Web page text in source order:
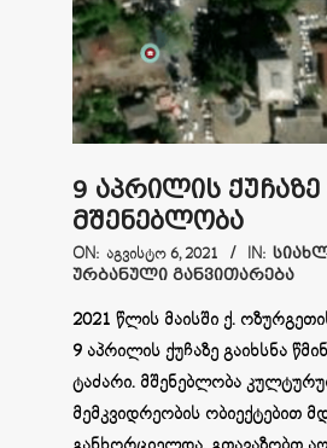
9 აპრილის
მშენებლობა
2021-
08-
06
ON: ᲐᲒᲕᲘᲡᲢᲝ 6, 2021 IN:
ᲣᲠᲑᲐᲜᲣᲚᲘ ᲒᲐᲜᲕᲘᲗᲐᲠᲔᲑᲐ
2021 წლის მაისში ქ.
9 აპრილის ქუჩაზე გაიხსნა
ტაძარი. მშენებლობა
მემკვიდრეობის ობიექტებით